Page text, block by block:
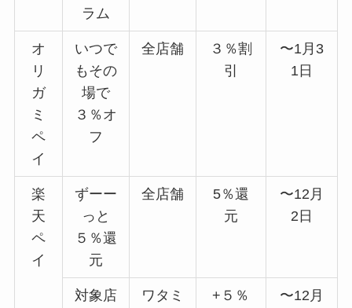
ラム
オ
リ
ガ
ミ
ペ
イ
いつで
もその
場で
３％オ
フ
全店舗
３％割
引
〜1月3
1日
楽
天
ペ
イ
ずーー
っと
５％還
元
全店舗
5％還
元
〜12月
2日
対象店
ワタミ
+５％
〜12月